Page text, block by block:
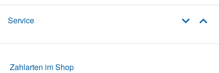
Service
Zahlarten im Shop